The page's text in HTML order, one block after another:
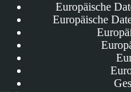
Europäische
Europäische